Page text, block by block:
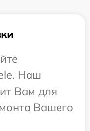
Наш
Вам для
Вашего